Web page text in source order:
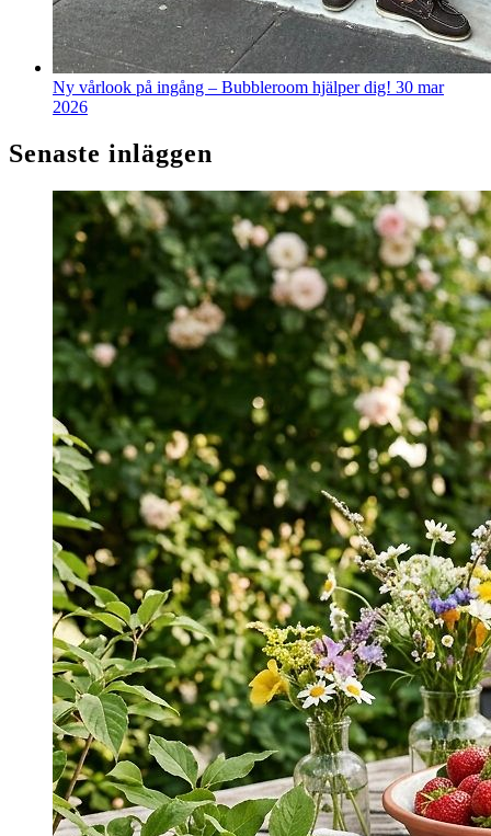
Ny vårlook på ingång – Bubbleroom hjälper dig! 30 mar
2026
Senaste inläggen